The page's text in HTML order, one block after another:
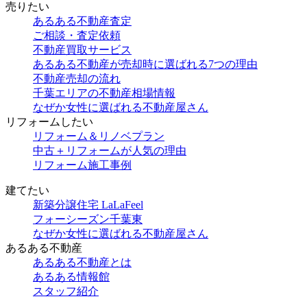
売りたい
あるある不動産査定
ご相談・査定依頼
不動産買取サービス
あるある不動産が売却時に選ばれる7つの理由
不動産売却の流れ
千葉エリアの不動産相場情報
なぜか女性に選ばれる不動産屋さん
リフォームしたい
リフォーム＆リノベプラン
中古＋リフォームが人気の理由
リフォーム施工事例
建てたい
新築分譲住宅 LaLaFeel
フォーシーズン千葉東
なぜか女性に選ばれる不動産屋さん
あるある不動産
あるある不動産とは
あるある情報館
スタッフ紹介